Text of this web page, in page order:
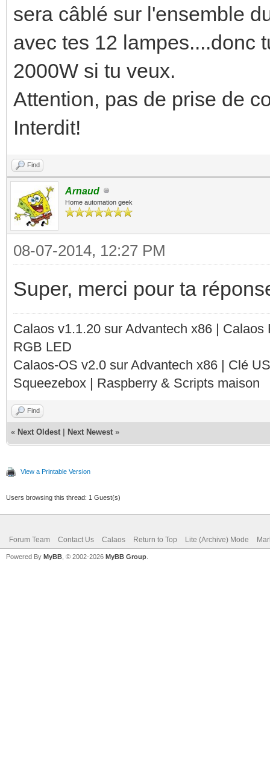
sera câblé sur l'ensemble
avec tes 12 lampes....donc
2000W si tu veux.
Attention, pas de prise de
Interdit!
Find
Arnaud
Home automation geek
08-07-2014, 12:27 PM
Super, merci pour ta
Calaos v1.1.20 sur Advantech x86 |
RGB LED
Calaos-OS v2.0 sur Advantech x86 | Clé
Squeezebox | Raspberry & Scripts maison
Find
« Next Oldest Next Newest »
View a Printable Version
Users browsing this thread: 1 Guest(s)
Forum Team Contact Us Calaos Return to Top Lite (Archive) Mode
Powered By MyBB , © 2002-2026 MyBB Group